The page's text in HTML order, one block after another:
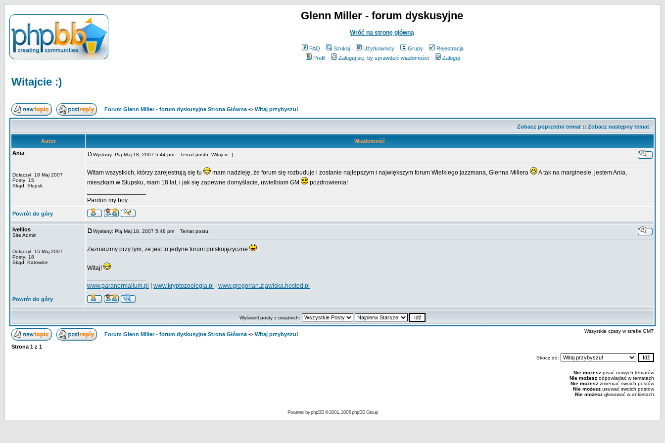
Glenn Miller - forum dyskusyjne
Wróć na stronę główną
FAQ Szukaj Użytkownicy Grupy
Rejestracja
Profil
Zaloguj się, by sprawdzić wiadomości Zaloguj
Witajcie :)
Forum Glenn Miller - forum dyskusyjne Strona Główna -> Witaj przybyszu!
Zobacz poprzedni temat :: Zobacz następny temat
Autor
Wiadomość
Ania
Dołączył: 18 Maj 2007
Posty: 15
Skąd: Słupsk
Wysłany: Pią Maj 18, 2007 5:44 pm Temat postu: Witajcie :)
Witam wszystkich, którzy zarejestrują się tu mam nadzieję, że forum się rozbuduje i zostanie najlepszym i największym forum Wielkiego jazzmana, Glenna Millera
A tak na marginesie, jestem Ania,
mieszkam w Słupsku, mam 18 lat, i jak się zapewne domyślacie, uwielbiam GM
pozdrowienia!
Pardon my boy...
Powrót do góry
Ivellios
Site Admin
Dołączył: 15 Maj 2007
Posty: 18
Skąd: Katowice
Wysłany: Pią Maj 18, 2007 5:48 pm Temat postu:
Zaznaczmy przy tym, że jest to jedyne forum polskojęzyczne
Witaj!
www.paranormalium.pl
www.kryptozoologia.pl www.gregorian.zjawiska.hosted.pl
Powrót do góry
Wyświetl posty z ostatnich:
Forum Glenn Miller - forum dyskusyjne Strona Główna -> Witaj przybyszu!
Wszystkie czasy w strefie GMT
Strona 1 z 1
Skocz do:
Nie możesz pisać nowych tematów
Nie możesz odpowiadać w tematach
Nie możesz zmieniać swoich postów
Nie możesz usuwać swoich postów
Nie możesz głosować w ankietach
Powered byphpBB© 2001, 2005 phpBB Group